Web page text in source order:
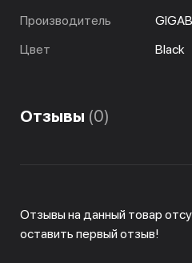
Производитель
Цвет
Black
Отзывы (0)
Отзывы на данный товар
оставить первый отзыв!